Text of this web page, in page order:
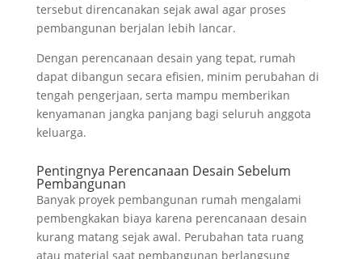
tersebut direncanakan sejak awal agar proses
pembangunan berjalan lebih lancar.
Dengan perencanaan desain yang tepat, rumah
dapat dibangun secara efisien, minim perubahan di
tengah pengerjaan, serta mampu memberikan
kenyamanan jangka panjang bagi seluruh anggota
keluarga.
Pentingnya Perencanaan Desain Sebelum
Pembangunan
Banyak proyek pembangunan rumah mengalami
pembengkakan biaya karena perencanaan desain
kurang matang sejak awal. Perubahan tata ruang
atau material saat pembangunan berlangsung